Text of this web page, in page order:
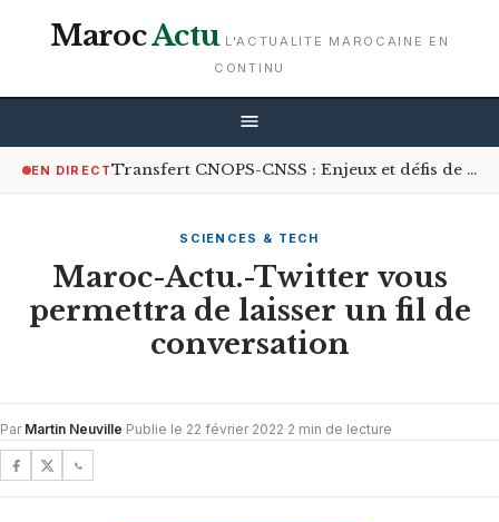
MarocActu L'ACTUALITE MAROCAINE EN
CONTINU
EN DIRECT Transfert CNOPS-CNSS : Enjeux et défis de la couverture médicale universelle
SCIENCES & TECH
Maroc-Actu.-Twitter vous
permettra de laisser un fil de
conversation
Par Martin Neuville·Publie le 22 février 2022·2 min de lecture